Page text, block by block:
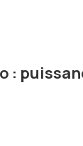
: